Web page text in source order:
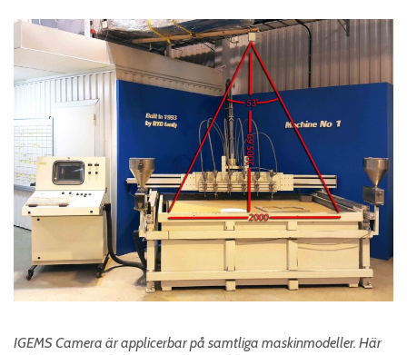
IGEMS Camera är applicerbar på samtliga maskinmodeller. Här